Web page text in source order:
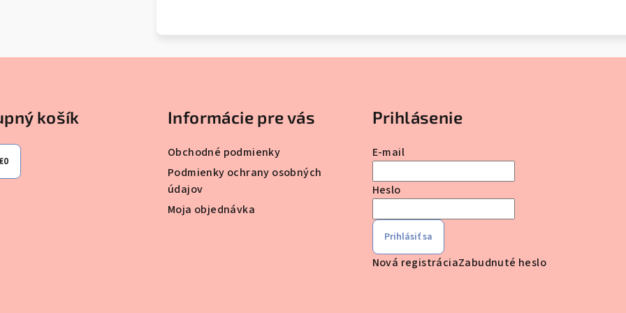
košík Informácie pre vás
Obchodné podmienky
Podmienky ochrany osobných
údajov
Moja objednávka
Prihlásenie
E-mail
Heslo
Prihlásiť sa
Nová registráciaZabudnuté heslo